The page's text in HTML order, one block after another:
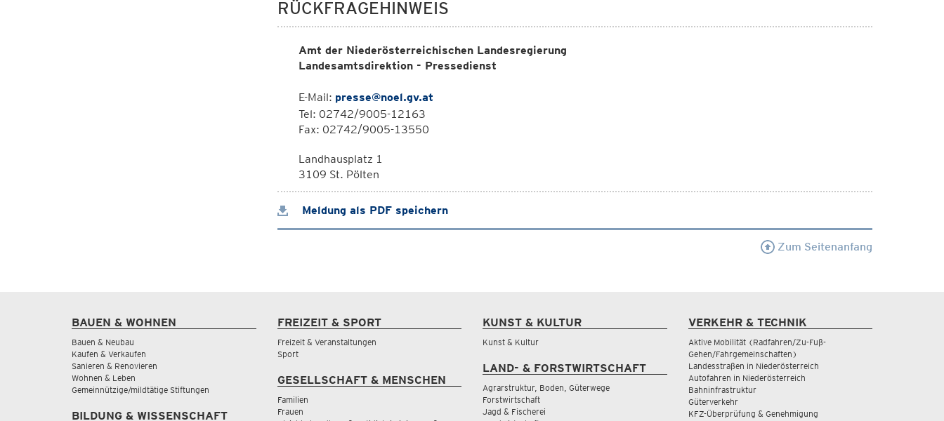
RÜCKFRAGEHINWEIS
Amt der Niederösterreichischen Landesregierung
Landesamtsdirektion - Pressedienst
E-Mail: presse@noel.gv.at
Tel: 02742/9005-12163
Fax: 02742/9005-13550
Landhausplatz 1
3109 St. Pölten
Meldung als PDF speichern
Zum Seitenanfang
BAUEN & WOHNEN
Bauen & Neubau
Kaufen & Verkaufen
Sanieren & Renovieren
Wohnen & Leben
Gemeinnützige/mildtätige Stiftungen
BILDUNG & WISSENSCHAFT
FREIZEIT & SPORT
Freizeit & Veranstaltungen
Sport
GESELLSCHAFT & MENSCHEN
Familien
Frauen
KUNST & KULTUR
Kunst & Kultur
LAND- & FORSTWIRTSCHAFT
Agrarstruktur, Boden, Güterwege
Forstwirtschaft
Jagd & Fischerei
VERKEHR & TECHNIK
Aktive Mobilität (Radfahren/Zu-Fuß-
Gehen/Fahrgemeinschaften)
Landesstraßen in Niederösterreich
Autofahren in Niederösterreich
Bahninfrastruktur
Güterverkehr
KFZ-Überprüfung & Genehmigung